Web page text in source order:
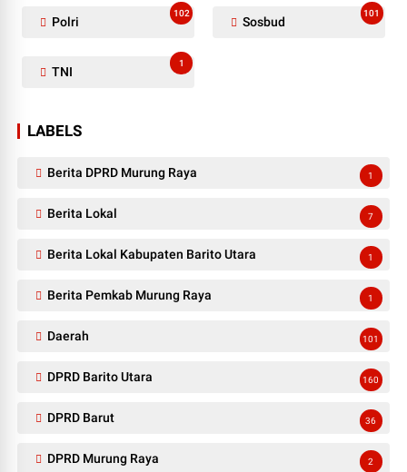
Polri
102
Sosbud
101
TNI
1
LABELS
Berita DPRD Murung Raya 1
Berita Lokal 7
Berita Lokal Kabupaten Barito Utara 1
Berita Pemkab Murung Raya 1
Daerah 101
DPRD Barito Utara 160
DPRD Barut 36
DPRD Murung Raya 2